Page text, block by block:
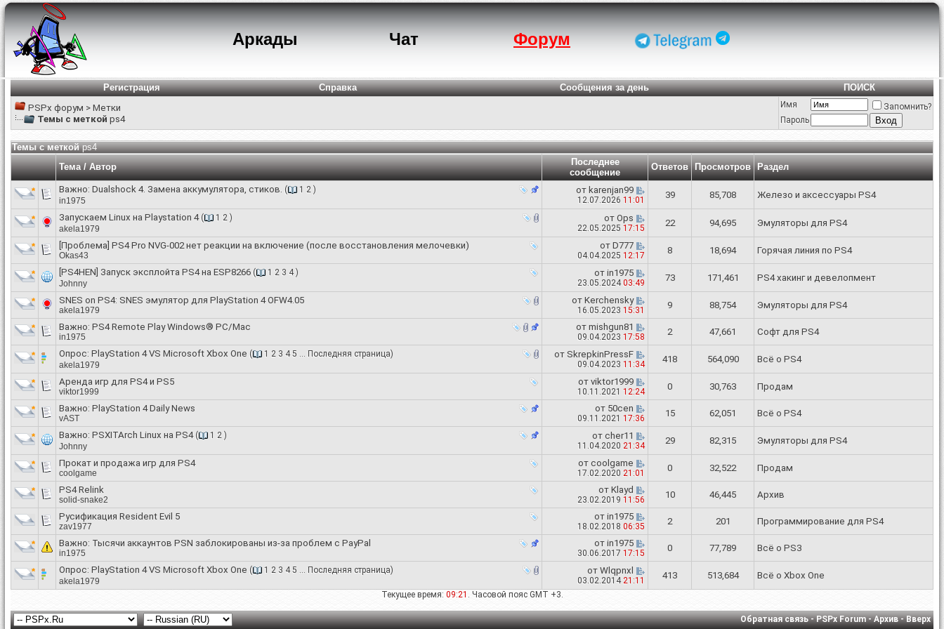
Аркады Чат Форум
Регистрация Справка Сообщения за день
ПОИСК
PSPx форум > Метки
Темы с меткой ps4
Имя
Запомнить?
Пароль
Темы с меткойps4
Тема / Автор
Последнее
сообщение
Ответов Просмотров Раздел
Важно: Dualshock 4. Замена аккумулятора, стиков. ( 1 2 )
in1975
от karenjan99
12.07.2026 11:01 39 85,708 Железо и аксессуары PS4
Запускаем Linux на Playstation 4 ( 1 2 )
akela1979
от Ops
22.05.2025 17:15 22 94,695 Эмуляторы для PS4
[Проблема] PS4 Pro NVG-002 нет реакции на включение (после восстановления мелочевки)
Okas43
от D777
04.04.2025 12:17 8 18,694 Горячая линия по PS4
[PS4HEN] Запуск эксплойта PS4 на ESP8266 ( 1 2 3 4 )
Johnny
от in1975
23.05.2024 03:49 73 171,461 PS4 хакинг и девелопмент
SNES on PS4: SNES эмулятор для PlayStation 4 OFW4.05
akela1979
от Kerchensky
16.05.2023 15:31 9 88,754 Эмуляторы для PS4
Важно: PS4 Remote Play Windows® PC/Mac
in1975
от mishgun81
09.04.2023 17:58 2 47,661 Софт для PS4
Опрос: PlayStation 4 VS Microsoft Xbox One ( 1 2 3 4 5 ... Последняя страница)
akela1979
от SkrepkinPressF
09.04.2023 11:34 418 564,090 Всё о PS4
Аренда игр для PS4 и PS5
viktor1999
от viktor1999
10.11.2021 12:24 0 30,763 Продам
Важно: PlayStation 4 Daily News
vAST
от 50cen
09.11.2021 17:36 15 62,051 Всё о PS4
Важно: PSXITArch Linux на PS4 ( 1 2 )
Johnny
от cher11
11.04.2020 21:34 29 82,315 Эмуляторы для PS4
Прокат и продажа игр для PS4
coolgame
от coolgame
17.02.2020 21:01 0 32,522 Продам
PS4 Relink
solid-snake2
от Klayd
23.02.2019 11:56 10 46,445 Архив
Русификация Resident Evil 5
zav1977
от in1975
18.02.2018 06:35 2 201 Программирование для PS4
Важно: Тысячи аккаунтов PSN заблокированы из-за проблем с PayPal
in1975
от in1975
30.06.2017 17:15 0 77,789 Всё о PS3
Опрос: PlayStation 4 VS Microsoft Xbox One ( 1 2 3 4 5 ... Последняя страница)
akela1979
от Wlqpnxl
03.02.2014 21:11 413 513,684 Всё о Xbox One
Текущее время: 09:21 . Часовой пояс GMT +3.
Обратная связь-PSPx Forum-Архив-Вверх